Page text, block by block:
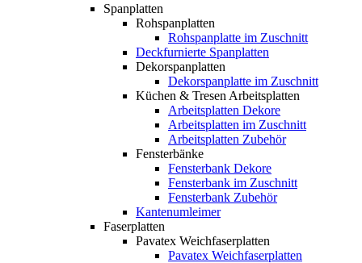
Spanplatten
Rohspanplatten
Rohspanplatte im Zuschnitt
Deckfurnierte Spanplatten
Dekorspanplatten
Dekorspanplatte im Zuschnitt
Küchen & Tresen Arbeitsplatten
Arbeitsplatten Dekore
Arbeitsplatten im Zuschnitt
Arbeitsplatten Zubehör
Fensterbänke
Fensterbank Dekore
Fensterbank im Zuschnitt
Fensterbank Zubehör
Kantenumleimer
Faserplatten
Pavatex Weichfaserplatten
Pavatex Weichfaserplatten